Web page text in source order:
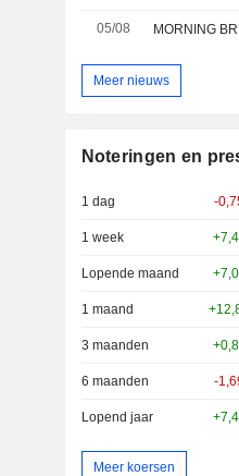
05/08 MORNING
Meer nieuws
Noteringen en
1 dag -
1 week
Lopende maand
1 maand
3 maanden
6 maanden -
Lopend jaar
Meer koersen